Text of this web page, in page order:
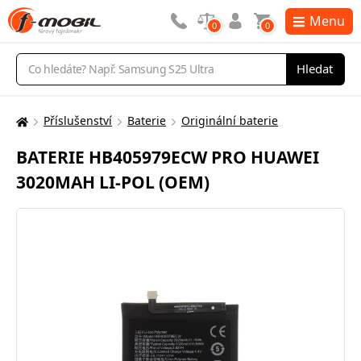
Vyhledávání
Hledat
0 0 Menu
Zde
nacházíte:
Příslušenství Baterie Originální baterie
BATERIE HB405979ECW PRO HUAWEI
3020MAH LI-POL (OEM)